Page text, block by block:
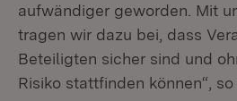
aufwändiger geworden. Mit
tragen wir dazu bei, dass
Beteiligten sicher sind und
Risiko stattfinden können“,